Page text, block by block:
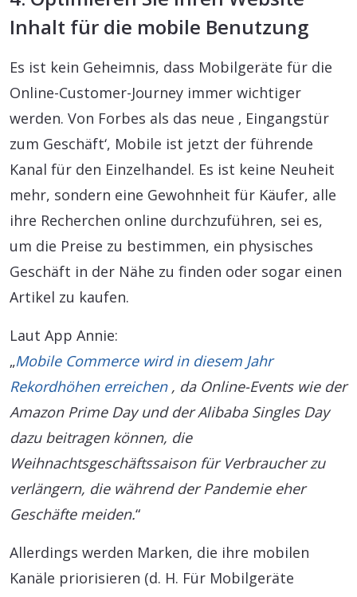
Inhalt für die mobile Benutzung
Es ist kein Geheimnis, dass Mobilgeräte für die
Online-Customer-Journey immer wichtiger
werden. Von Forbes als das neue ‚ Eingangstür
zum Geschäft‘, Mobile ist jetzt der führende
Kanal für den Einzelhandel. Es ist keine Neuheit
mehr, sondern eine Gewohnheit für Käufer, alle
ihre Recherchen online durchzuführen, sei es,
um die Preise zu bestimmen, ein physisches
Geschäft in der Nähe zu finden oder sogar einen
Artikel zu kaufen.
Laut App Annie:
„Mobile Commerce wird in diesem Jahr
Rekordhöhen erreichen , da Online-Events wie der
Amazon Prime Day und der Alibaba Singles Day
dazu beitragen können, die
Weihnachtsgeschäftssaison für Verbraucher zu
verlängern, die während der Pandemie eher
Geschäfte meiden.“
Allerdings werden Marken, die ihre mobilen
Kanäle priorisieren (d. H. Für Mobilgeräte